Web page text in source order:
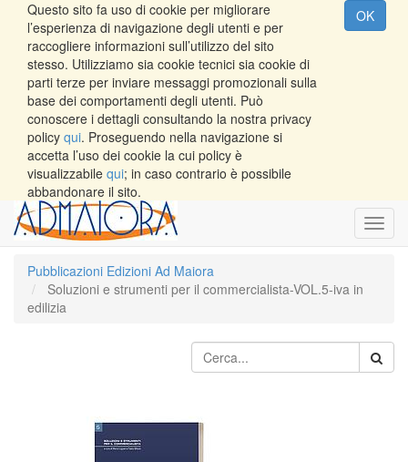
Questo sito fa uso di cookie per migliorare
l’esperienza di navigazione degli utenti e per
raccogliere informazioni sull’utilizzo del sito
stesso. Utilizziamo sia cookie tecnici sia cookie di
parti terze per inviare messaggi promozionali sulla
base dei comportamenti degli utenti. Può
conoscere i dettagli consultando la nostra privacy
policy qui. Proseguendo nella navigazione si
accetta l’uso dei cookie la cui policy è
visualizzabile qui; in caso contrario è possibile
abbandonare il sito.
OK
Pubblicazioni Edizioni Ad Maiora
Soluzioni e strumenti per il commercialista-VOL.5-iva in
edilizia